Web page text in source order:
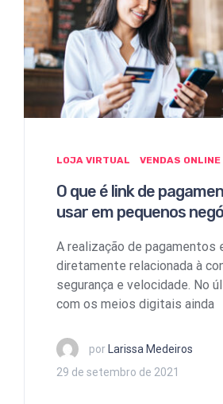
LOJA VIRTUAL VENDAS ONLINE
O que é link de
usar em pequenos
A realização de pagamentos
diretamente relacionada à
segurança e velocidade. No
com os meios digitais ainda
por Larissa Medeiros
29 de setembro de 2021